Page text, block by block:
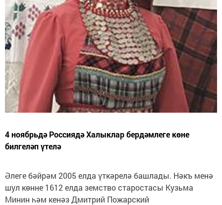
4 ноябрьдә Россиядә Халыклар бердәмлеге көне
билгеләп үтелә
Әлеге бәйрәм 2005 елда үткәрелә башлады. Нәкъ менә
шул көнне 1612 елда земство старостасы Кузьма
Минин һәм кенәз Дмитрий Пожарский